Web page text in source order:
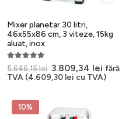
Mixer planetar 30 litri,
46x55x86 cm, 3 viteze, 15kg
aluat, inox
5.00 out of 5
5.646,15lei Prețul
inițial
a
3.809,34 leiPrețul
curent
fără
TVA (4.609,30 lei cu TVA)
10%